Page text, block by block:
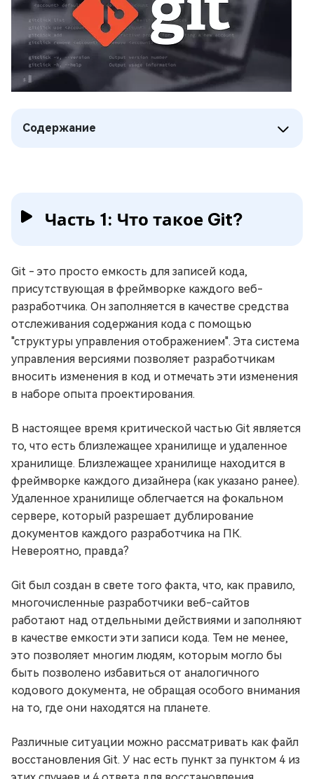
Содержание
Часть 1: Что такое Git?
Git - это просто емкость для записей кода,
присутствующая в фреймворке каждого веб-
разработчика. Он заполняется в качестве средства
отслеживания содержания кода с помощью
"структуры управления отображением". Эта система
управления версиями позволяет разработчикам
вносить изменения в код и отмечать эти изменения
в наборе опыта проектирования.
В настоящее время критической частью Git является
то, что есть близлежащее хранилище и удаленное
хранилище. Близлежащее хранилище находится в
фреймворке каждого дизайнера (как указано ранее).
Удаленное хранилище облегчается на фокальном
сервере, который разрешает дублирование
документов каждого разработчика на ПК.
Невероятно, правда?
Git был создан в свете того факта, что, как правило,
многочисленные разработчики веб-сайтов
работают над отдельными действиями и заполняют
в качестве емкости эти записи кода. Тем не менее,
это позволяет многим людям, которым могло бы
быть позволено избавиться от аналогичного
кодового документа, не обращая особого внимания
на то, где они находятся на планете.
Различные ситуации можно рассматривать как файл
восстановления Git. У нас есть пункт за пунктом 4 из